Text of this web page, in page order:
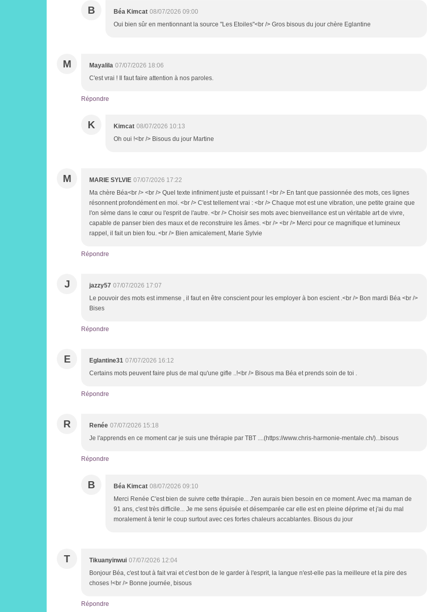
B Béa Kimcat 08/07/2026 09:00
Oui bien sûr en mentionnant la source "Les Etoiles"<br /> Gros bisous du jour chère Eglantine
M Mayalila 07/07/2026 18:06
C'est vrai ! Il faut faire attention à nos paroles.
Répondre
K Kimcat 08/07/2026 10:13
Oh oui !<br /> Bisous du jour Martine
M MARIE SYLVIE 07/07/2026 17:22
Ma chère Béa<br /> <br /> Quel texte infiniment juste et puissant ! <br /> En tant que passionnée des mots, ces lignes
résonnent profondément en moi. <br /> C'est tellement vrai : <br /> Chaque mot est une vibration, une petite graine que
l'on sème dans le cœur ou l'esprit de l'autre. <br /> Choisir ses mots avec bienveillance est un véritable art de vivre,
capable de panser bien des maux et de reconstruire les âmes. <br /> <br /> Merci pour ce magnifique et lumineux
rappel, il fait un bien fou. <br /> Bien amicalement, Marie Sylvie
Répondre
J jazzy57 07/07/2026 17:07
Le pouvoir des mots est immense , il faut en être conscient pour les employer à bon escient .<br /> Bon mardi Béa <br />
Bises
Répondre
E Eglantine31 07/07/2026 16:12
Certains mots peuvent faire plus de mal qu'une gifle ..!<br /> Bisous ma Béa et prends soin de toi .
Répondre
R Renée 07/07/2026 15:18
Je l'apprends en ce moment car je suis une thérapie par TBT ....(https://www.chris-harmonie-mentale.ch/)...bisous
Répondre
B Béa Kimcat 08/07/2026 09:10
Merci Renée C'est bien de suivre cette thérapie... J'en aurais bien besoin en ce moment. Avec ma maman de
91 ans, c'est très difficile... Je me sens épuisée et désemparée car elle est en pleine déprime et j'ai du mal
moralement à tenir le coup surtout avec ces fortes chaleurs accablantes. Bisous du jour
T Tikuanyinwui 07/07/2026 12:04
Bonjour Béa, c'est tout à fait vrai et c'est bon de le garder à l'esprit, la langue n'est-elle pas la meilleure et la pire des
choses !<br /> Bonne journée, bisous
Répondre